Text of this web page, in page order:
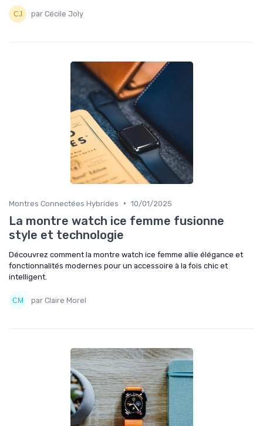
par Cécile Joly
Montres Connectées Hybrides • 10/01/2025
La montre watch ice femme fusionne
style et technologie
Découvrez comment la montre watch ice femme allie élégance et
fonctionnalités modernes pour un accessoire à la fois chic et
intelligent.
par Claire Morel